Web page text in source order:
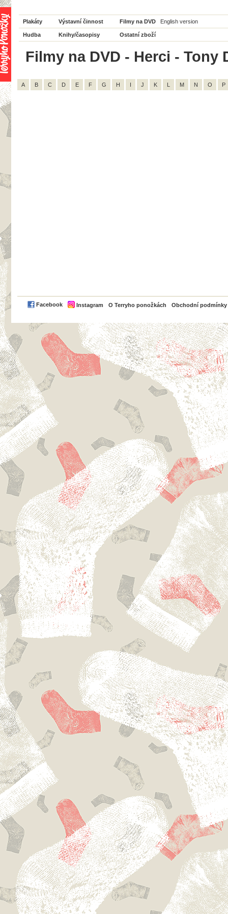
Plakáty Výstavní činnost Filmy na DVD English version
Hudba Knihy/časopisy Ostatní zboží
Filmy na DVD - Herci - Tony
A B C D E F G H I J K L M N O P
Facebook Instagram O Terryho ponožkách Obchodní podmínky
PayPal